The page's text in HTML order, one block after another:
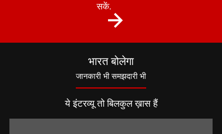
सकें.
भारत बोलेगा
जानकारी भी समझदारी भी
ये इंटरव्यू तो बिलकुल ख़ास हैं